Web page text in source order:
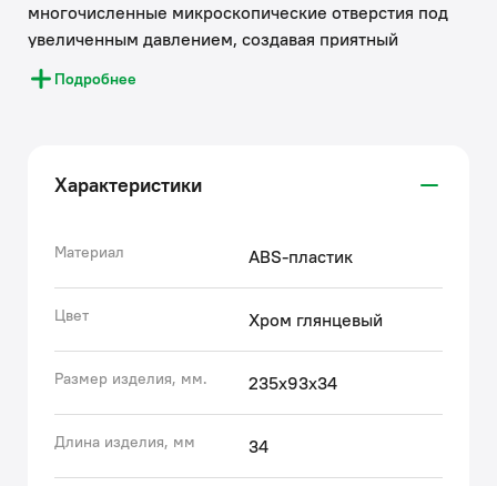
многочисленные микроскопические отверстия под
увеличенным давлением, создавая приятный
массажный эффект. Его мягкое воздействие
позволяет сделать процесс принятия душа
устойчиво к коррозии, появлению царапин, сколов и
потускнению. На протяжении многих лет они будут
• Лицевой диск лейки для душа изготовлен из
прочностью и устойчивостью к износу.
• За лейкой IDDIS® ухаживать очень просто
благодаря ее разборному корпусу: она легко
раскручивается и промывается от известкового
налета.
• Гарантия на душевые аксессуары IDDIS® – 3 года.
Подробнее
Характеристики
Материал ABS-пластик
Цвет Хром глянцевый
Размер изделия, мм. 235x93x34
Длина изделия, мм 34